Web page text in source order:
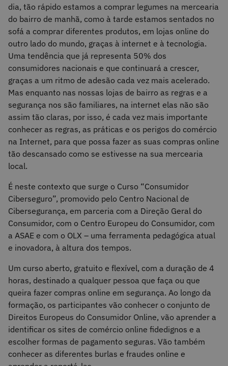
dia, tão rápido estamos a comprar legumes na mercearia
do bairro de manhã, como à tarde estamos sentados no
sofá a comprar diferentes produtos, em lojas online do
outro lado do mundo, graças à internet e à tecnologia.
Uma tendência que já representa 50% dos
consumidores nacionais e que continuará a crescer,
graças a um ritmo de adesão cada vez mais acelerado.
Mas enquanto nas nossas lojas de bairro as regras e a
segurança nos são familiares, na internet elas não são
assim tão claras, por isso, é cada vez mais importante
conhecer as regras, as práticas e os perigos do comércio
na Internet, para que possa fazer as suas compras online
tão descansado como se estivesse na sua mercearia
local.
É neste contexto que surge o Curso “Consumidor
Ciberseguro”, promovido pelo Centro Nacional de
Cibersegurança, em parceria com a Direção Geral do
Consumidor, com o Centro Europeu do Consumidor, com
a ASAE e com o OLX – uma ferramenta pedagógica atual
e inovadora, à altura dos tempos.
Um curso aberto, gratuito e flexível, com a duração de 4
horas, destinado a qualquer pessoa que faça ou que
queira fazer compras online em segurança. Ao longo da
formação, os participantes vão conhecer o conjunto de
Direitos Europeus do Consumidor Online, vão aprender a
identificar os sites de comércio online fidedignos e a
escolher formas de pagamento seguras. Vão também
conhecer as diferentes burlas e fraudes online e